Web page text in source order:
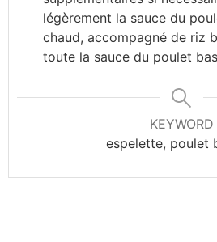
légèrement la sauce du
chaud, accompagné de riz
toute la sauce du poulet
KEYWORD
espelette, poulet